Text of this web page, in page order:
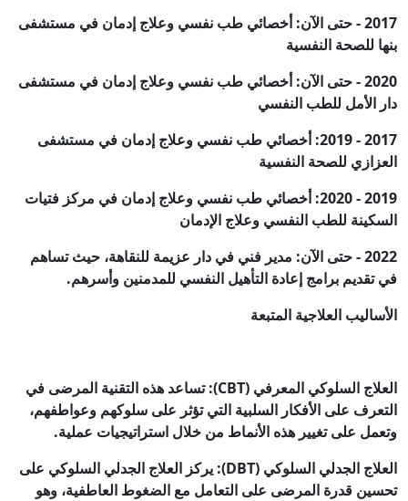
2017 - حتى الآن: أخصائي طب نفسي وعلاج إدمان في مستشفى
بنها للصحة النفسية
2020 - حتى الآن: أخصائي طب نفسي وعلاج إدمان في مستشفى
دار الأمل للطب النفسي
2017 - 2019: أخصائي طب نفسي وعلاج إدمان في مستشفى
العزازي للصحة النفسية
2019 - 2020: أخصائي طب نفسي وعلاج إدمان في مركز فتيات
السكينة للطب النفسي وعلاج الإدمان
2022 - حتى الآن: مدير فني في دار عزيمة للنقاهة، حيث تساهم
في تقديم برامج إعادة التأهيل النفسي للمدمنين وأسرهم.
الأساليب العلاجية المتبعة
العلاج السلوكي المعرفي (CBT): تساعد هذه التقنية المرضى في
التعرف على الأفكار السلبية التي تؤثر على سلوكهم وعواطفهم،
وتعمل على تغيير هذه الأنماط من خلال استراتيجيات عملية.
العلاج الجدلي السلوكي (DBT): يركز العلاج الجدلي السلوكي على
تحسين قدرة المرضى على التعامل مع الضغوط العاطفية، وهو